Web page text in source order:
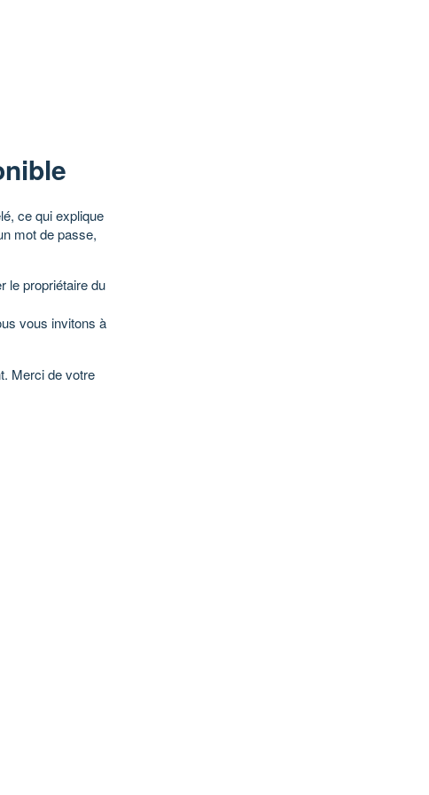
ce qui explique
mot de passe,
le propriétaire du
vous invitons à
Merci de votre